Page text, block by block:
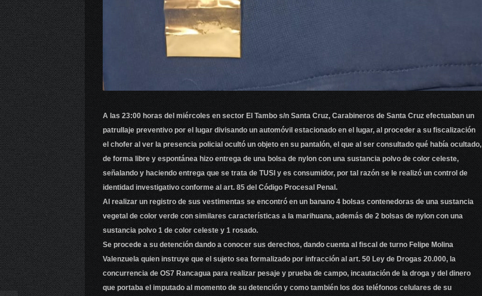
A las 23:00 horas del miércoles en sector El Tambo s/n Santa Cruz, Carabineros de Santa Cruz efectuaban un
patrullaje preventivo por el lugar divisando un automóvil estacionado en el lugar, al proceder a su fiscalización
el chofer al ver la presencia policial ocultó un objeto en su pantalón, el que al ser consultado qué había ocultado,
de forma libre y espontánea hizo entrega de una bolsa de nylon con una sustancia polvo de color celeste,
señalando y haciendo entrega que se trata de TUSI y es consumidor, por tal razón se le realizó un control de
identidad investigativo conforme al art. 85 del Código Procesal Penal.
Al realizar un registro de sus vestimentas se encontró en un banano 4 bolsas contenedoras de una sustancia
vegetal de color verde con similares características a la marihuana, además de 2 bolsas de nylon con una
sustancia polvo 1 de color celeste y 1 rosado.
Se procede a su detención dando a conocer sus derechos, dando cuenta al fiscal de turno Felipe Molina
Valenzuela quien instruye que el sujeto sea formalizado por infracción al art. 50 Ley de Drogas 20.000, la
concurrencia de OS7 Rancagua para realizar pesaje y prueba de campo, incautación de la droga y del dinero
que portaba el imputado al momento de su detención y como también los dos teléfonos celulares de su